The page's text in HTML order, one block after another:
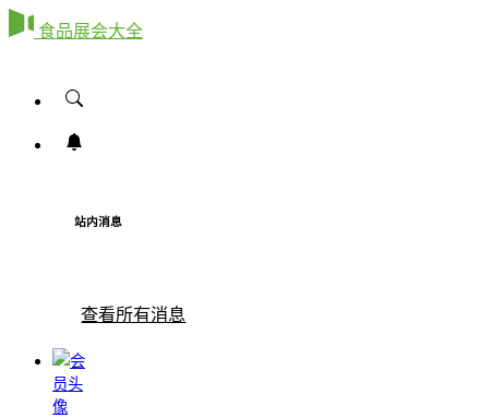
食品展会大全
站内消息
查看所有消息